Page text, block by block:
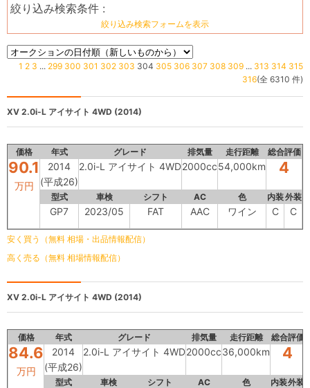
絞り込み検索条件 :
絞り込み検索フォームを表示
1 2 3 ... 299 300 301 302 303 304 305 306 307 308 309 ... 313 314 315
316(全 6310 件)
XV 2.0i-L アイサイト 4WD (2014)
価格 年式 グレード 排気量 走行距離 総合評価
90.1
万円
2014
(平成26)
2.0i-L アイサイト 4WD2000cc54,000km 4
型式 車検 シフト AC 色 内装外装
GP7 2023/05 FAT AAC ワイン C C
安く買う（無料 相場・出品情報配信）
高く売る（無料 相場情報配信）
XV 2.0i-L アイサイト 4WD (2014)
価格 年式 グレード 排気量 走行距離 総合評価
84.6
万円
2014
(平成26)
2.0i-L アイサイト 4WD2000cc36,000km 4
型式 車検 シフト AC 色 内装外装